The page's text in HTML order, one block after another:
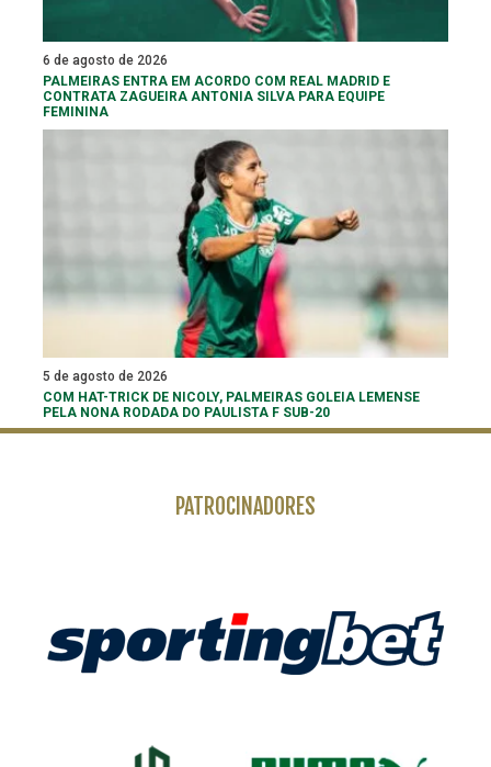
6 de agosto de 2026
PALMEIRAS ENTRA EM ACORDO COM REAL MADRID E
CONTRATA ZAGUEIRA ANTONIA SILVA PARA EQUIPE
FEMININA
5 de agosto de 2026
COM HAT-TRICK DE NICOLY, PALMEIRAS GOLEIA LEMENSE
PELA NONA RODADA DO PAULISTA F SUB-20
PATROCINADORES